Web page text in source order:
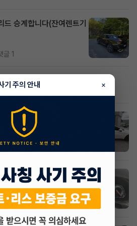
드 승계합니다(잔여렌트기
글 1
차 렌트 찾으시는분!!
풀옵션) 758,780원
합니다 지원금 협의연락
기 주의 안내 ×